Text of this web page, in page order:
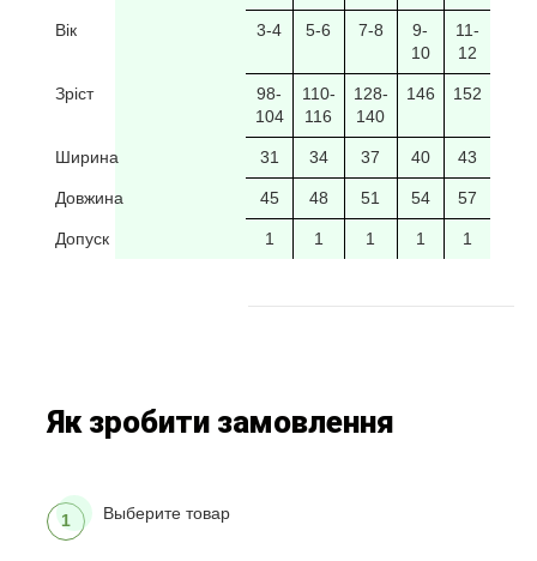
Вік 3-4 5-6 7-8
9-
10
11-
12
Зріст
98-
104
110-
116
128-
140
146 152
Ширина 31 34 37 40 43
Довжина 45 48 51 54 57
Допуск 1 1 1 1 1
Як зробити замовлення
1 Выберите товар